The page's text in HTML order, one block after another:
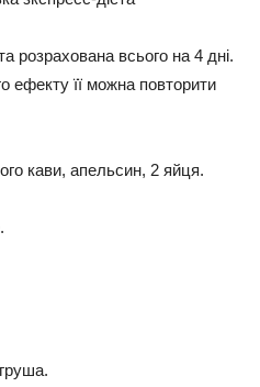
розрахована всього на 4 дні.
ефекту її можна повторити
кави, апельсин, 2 яйця.